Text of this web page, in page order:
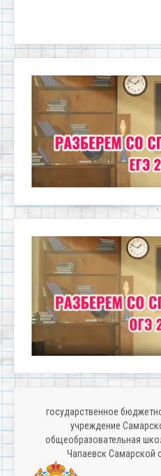
государственное
учреждение
общеобразовательная
Чапаевск Самарской